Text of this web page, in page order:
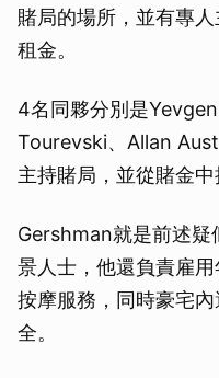
賭局的場所，並有專
租金。
4名同夥分別是
Tourevski、Allan
主持賭局，並從賭金中
Gershman就是前述疑
景人士，他還負責雇
按摩服務，同時豪宅
全。